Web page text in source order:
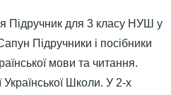
Підручник для 3 класу НУШ у
Підручники і посібники
мови та читання.
Української Школи. У 2-х